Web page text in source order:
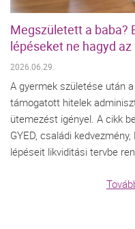
Megszületett a baba?
lépéseket ne hagyd
2026.06.29.
A gyermek születése után
támogatott hitelek
ütemezést igényel. A cikk
GYED, családi
lépéseit likviditási tervbe